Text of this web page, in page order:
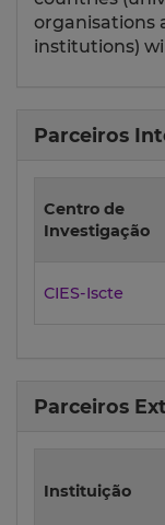
organisations
institutions)
Parceiros
Centro de
Investigação
CIES-Iscte
Parceiros
Instituição